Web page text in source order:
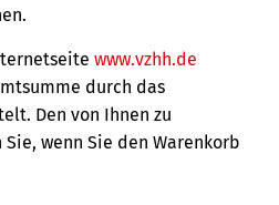
www.vzhh.de
durch das
Den von Ihnen zu
wenn Sie den Warenkorb